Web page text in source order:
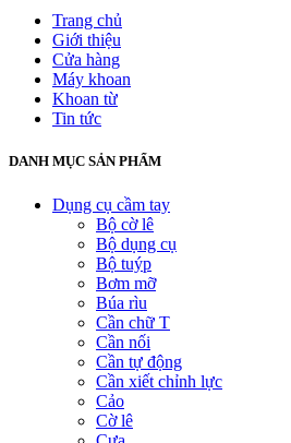
Trang chủ
Giới thiệu
Cửa hàng
Máy khoan
Khoan từ
Tin tức
DANH MỤC SẢN PHẨM
Dụng cụ cầm tay
Bộ cờ lê
Bộ dụng cụ
Bộ tuýp
Bơm mỡ
Búa rìu
Cần chữ T
Cần nối
Cần tự động
Cần xiết chỉnh lực
Cảo
Cờ lê